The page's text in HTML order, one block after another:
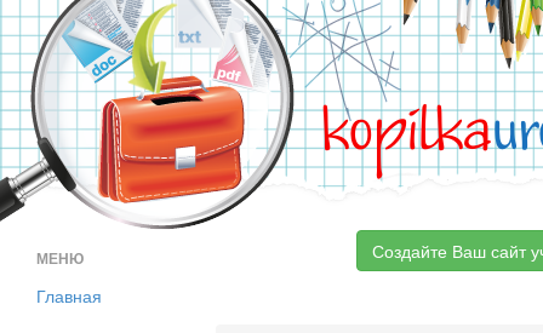
kopilka
МЕНЮ
Главная
Создайте Ваш сайт